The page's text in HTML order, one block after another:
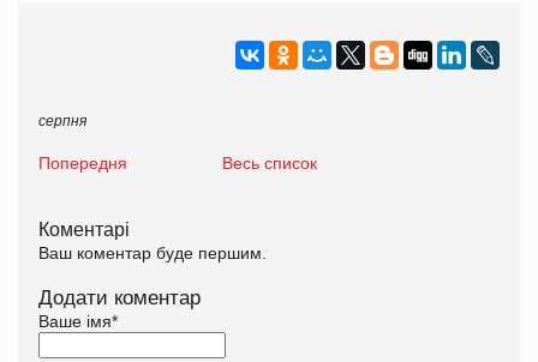
серпня
Попередня Весь список
Коментарі
Ваш коментар буде першим.
Додати коментар
Ваше імя*